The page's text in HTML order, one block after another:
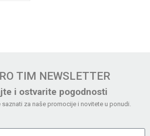
TIM NEWSLETTER
i ostvarite pogodnosti
saznati za naše promocije i novitete u ponudi.